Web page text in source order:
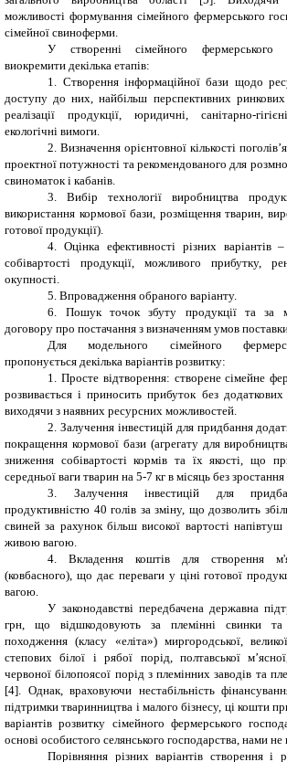
можливості формування сімейного фермерського
сімейної свиноферми.
У створенні сімейного фермерського
виокремити декілька етапів:
1. Створення інформаційної бази щодо
доступу до них, найбільш перспективних
реалізації продукції, юридичні, санітарно-
екологічні вимоги.
2. Визначення орієнтовної кількості
проектної потужності та рекомендованого для
свиноматок і кабанів.
3. Вибір технології виробництва
використання кормової бази, розміщення тварин,
готової продукції).
4. Оцінка ефективності різних варіантів –
собівартості продукції, можливого прибутку,
окупності.
5. Впровадження обраного варіанту.
6. Пошук точок збуту продукції та за
договору про постачання з визначенням умов
Для модельного сімейного
пропонується декілька варіантів розвитку:
1. Просте відтворення: створене сімейне
розвивається і приносить прибуток без додаткових
виходячи з наявних ресурсних можливостей.
2. Залучення інвестицій для придбання
покращення кормової бази (агрегату для
зниження собівартості кормів та їх якості, що
середньої ваги тварин на 5-7 кг в місяць без
3. Залучення інвестицій для
продуктивністю 40 голів за зміну, що дозволить
свиней за рахунок більш високої вартості напівтуш
живою вагою.
4. Вкладення коштів для створення
(ковбасного), що дає переваги у ціні готової
вагою.
У законодавстві передбачена державна
грн, що відшкодовують за племінні свинки та
походження (класу «еліта») миргородської,
степових білої і рябої порід, полтавської
червоної білопоясої порід з племінних заводів та
[4]. Однак, враховуючи нестабільність
підтримки тваринництва і малого бізнесу, ці кошти
варіантів розвитку сімейного фермерського
основі особистого селянського господарства, нами не
Порівняння різних варіантів створення і